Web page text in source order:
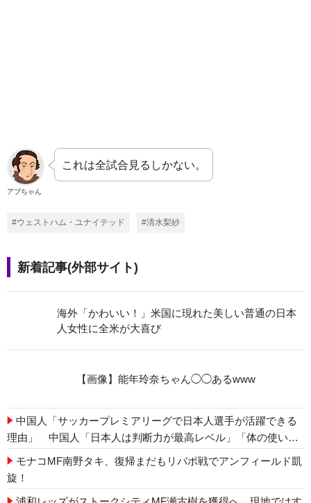
アブちゃん
これは全試合見るしかない。
#ウェストハム・ユナイテッド #清水梨紗
新着記事(外部サイト)
海外「かわいい！」米国に現れた美しい普通の日本
人女性に全米が大喜び
【画像】能年玲奈ちゃん◯◯あるwww
中国人「サッカープレミアリーグで日本人選手が活躍できる
理由」 中国人「日本人は判断力が最高レベル」「体の使い方
が重要」
モナコMF南野タキ、復帰まだもリバポ戦でアンフィールド凱
旋！